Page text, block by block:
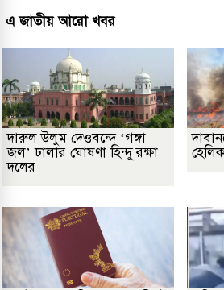
এ জাতীয় আরো খবর
দারুল উলুম দেওবন্দে ‘গঙ্গা
জল’ ঢালার ঘোষণা হিন্দু রক্ষা
দলের